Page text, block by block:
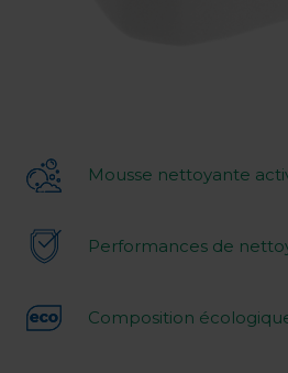
Mousse nettoyante
Performances de
Composition